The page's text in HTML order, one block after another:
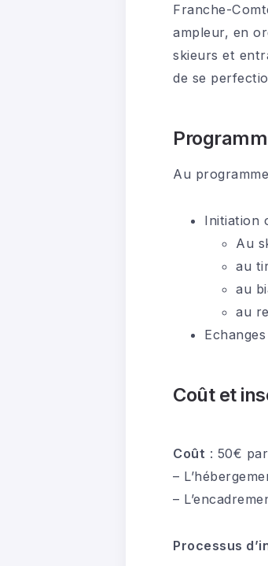
Franche-
ampleur, en
skieurs et
de se
Au
Initiation
Au
au
au
au
Coût et
Coût : 50€
–
–
Processus